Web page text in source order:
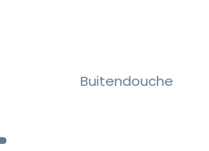
Buitendouche